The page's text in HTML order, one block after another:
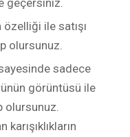
ile satışı
olursunuz.
sadece
görüntüsü ile
olursunuz.
karışıklıkların